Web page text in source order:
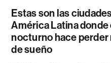
Estas son las
América Latina donde
nocturno hace perder
de sueño